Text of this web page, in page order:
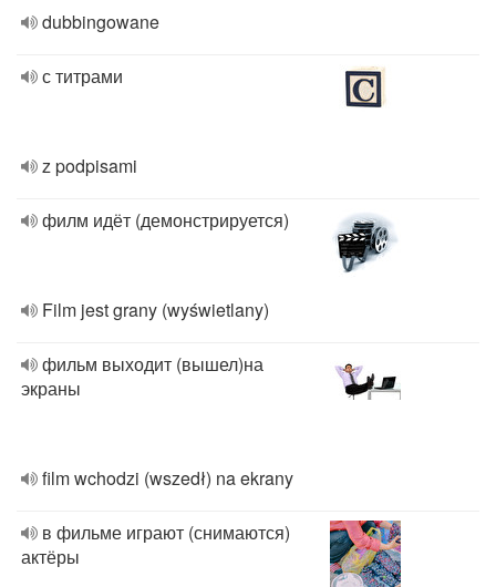
dubbingowane
с титрами
z podpisami
филм идёт (демонстрируется)
Film jest grany (wyświetlany)
фильм выходит (вышел)на
экраны
film wchodzi (wszedł) na ekrany
в фильме играют (снимаются)
актёры